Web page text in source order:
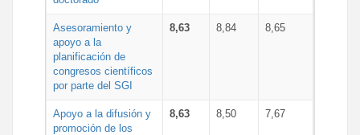
Asesoramiento y
apoyo a la
planificación de
congresos científicos
por parte del SGI
8,63 8,84 8,65
Apoyo a la difusión y
promoción de los
8,63 8,50 7,67